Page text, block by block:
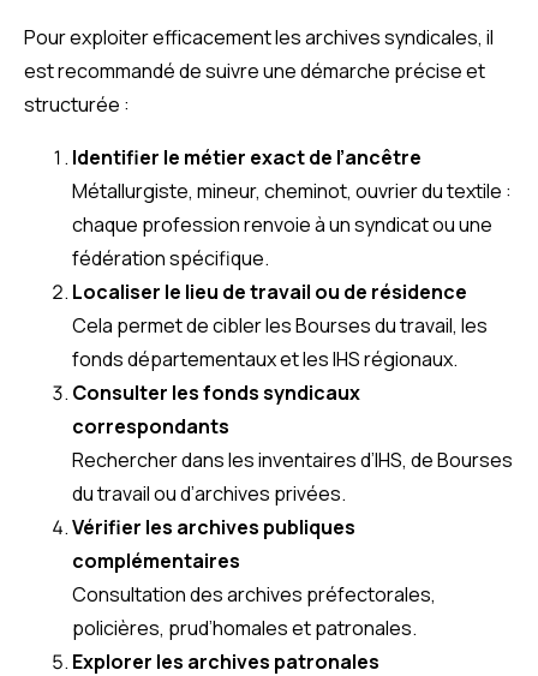
Pour exploiter efficacement les archives syndicales, il
est recommandé de suivre une démarche précise et
structurée :
Identifier le métier exact de l’ancêtre
Métallurgiste, mineur, cheminot, ouvrier du textile :
chaque profession renvoie à un syndicat ou une
fédération spécifique.
Localiser le lieu de travail ou de résidence
Cela permet de cibler les Bourses du travail, les
fonds départementaux et les IHS régionaux.
Consulter les fonds syndicaux
correspondants
Rechercher dans les inventaires d’IHS, de Bourses
du travail ou d’archives privées.
Vérifier les archives publiques
complémentaires
Consultation des archives préfectorales,
policières, prud’homales et patronales.
Explorer les archives patronales